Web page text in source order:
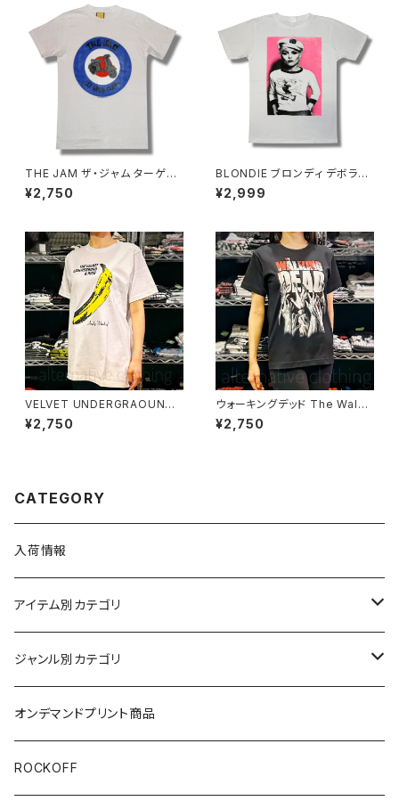
THE JAM ザ・ジャム ターゲッ
ト ALL MOD CONS Ｔシャツ
白 ホワイト ポール・ウェラー ロ
¥2,750
BLONDIE ブロンディ デボラハ
リー メンズ 白 ホワイト レディ
ース ロックTシャツ バンドTシャ
¥2,999
VELVET UNDERGRAOUND
& NICO ヴェルヴェットアンダー
グラウンド&ニコ バナナ ベルベ
¥2,750
ウォーキングデッド The Walki
ng Dead 映画 Tシャツ メンズ
レディース アメリカ ドラマ ウォ
¥2,750
CATEGORY
入荷情報
アイテム別カテゴリ
半袖
ブラック/グレー系
ホワイト
長袖
キッズ
ジャンル別カテゴリ
オリジナルデザイン
スカルファミリー
映画Ｔシャツ
オンデマンドプリント商品
ROCKOFF